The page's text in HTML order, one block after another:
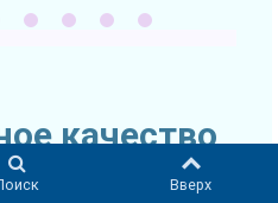
качество
Вверх